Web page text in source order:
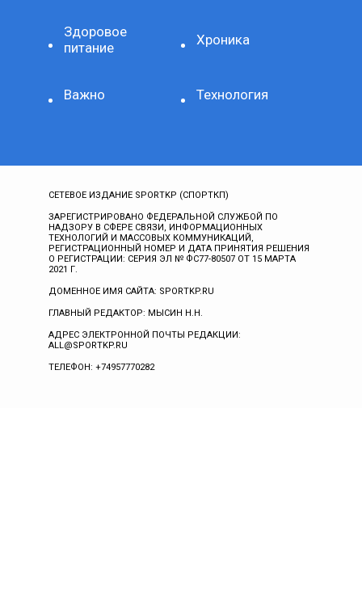
Здоровое
питание
Хроника
Важно Технология
СЕТЕВОЕ ИЗДАНИЕ SPORTKP (СПОРТКП)
ЗАРЕГИСТРИРОВАНО ФЕДЕРАЛЬНОЙ СЛУЖБОЙ ПО
НАДЗОРУ В СФЕРЕ СВЯЗИ, ИНФОРМАЦИОННЫХ
ТЕХНОЛОГИЙ И МАССОВЫХ КОММУНИКАЦИЙ,
РЕГИСТРАЦИОННЫЙ НОМЕР И ДАТА ПРИНЯТИЯ РЕШЕНИЯ
О РЕГИСТРАЦИИ: СЕРИЯ ЭЛ № ФС77-80507 ОТ 15 МАРТА
2021 Г.
ДОМЕННОЕ ИМЯ САЙТА: SPORTKP.RU
ГЛАВНЫЙ РЕДАКТОР: МЫСИН Н.Н.
АДРЕС ЭЛЕКТРОННОЙ ПОЧТЫ РЕДАКЦИИ:
ALL@SPORTKP.RU
ТЕЛЕФОН: +74957770282